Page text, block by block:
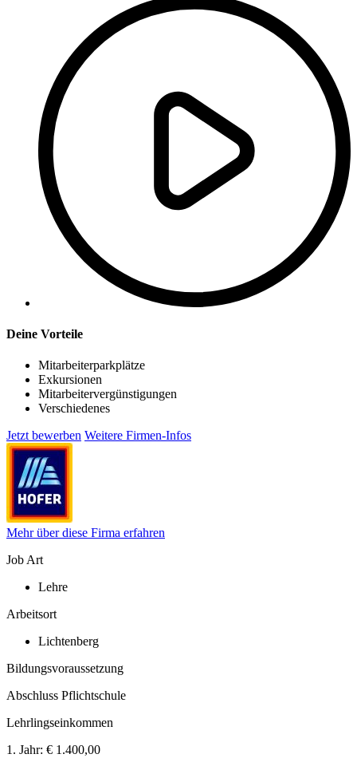
Deine Vorteile
Mitarbeiterparkplätze
Exkursionen
Mitarbeitervergünstigungen
Verschiedenes
Jetzt bewerben Weitere Firmen-Infos
Mehr über diese Firma erfahren
Job Art
Lehre
Arbeitsort
Lichtenberg
Bildungsvoraussetzung
Abschluss Pflichtschule
Lehrlingseinkommen
1. Jahr: € 1.400,00